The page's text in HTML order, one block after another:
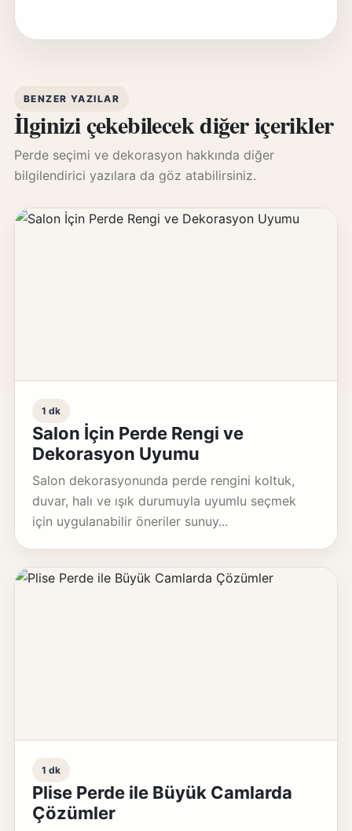
BENZER YAZILAR
İlginizi çekebilecek diğer içerikler
Perde seçimi ve dekorasyon hakkında diğer
bilgilendirici yazılara da göz atabilirsiniz.
1 dk
Salon İçin Perde Rengi ve
Dekorasyon Uyumu
Salon dekorasyonunda perde rengini koltuk,
duvar, halı ve ışık durumuyla uyumlu seçmek
için uygulanabilir öneriler sunuy...
1 dk
Plise Perde ile Büyük Camlarda
Çözümler